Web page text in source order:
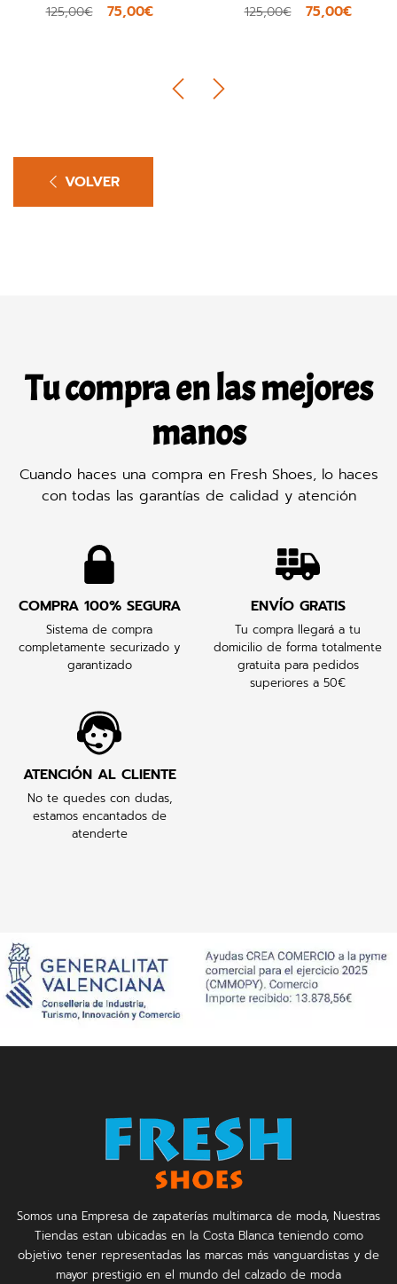
75,00€ 75,00€
VOLVER
Tu compra en las mejores
manos
Cuando haces una compra en Fresh Shoes, lo haces
con todas las garantías de calidad y atención
COMPRA 100% SEGURA
Sistema de compra
completamente securizado y
garantizado
ENVÍO GRATIS
Tu compra llegará a tu
domicilio de forma totalmente
gratuita para pedidos
superiores a 50€
ATENCIÓN AL CLIENTE
No te quedes con dudas,
estamos encantados de
atenderte
Somos una Empresa de zapaterías multimarca de moda, Nuestras
Tiendas estan ubicadas en la Costa Blanca teniendo como
objetivo tener representadas las marcas más vanguardistas y de
mayor prestigio en el mundo del calzado de moda